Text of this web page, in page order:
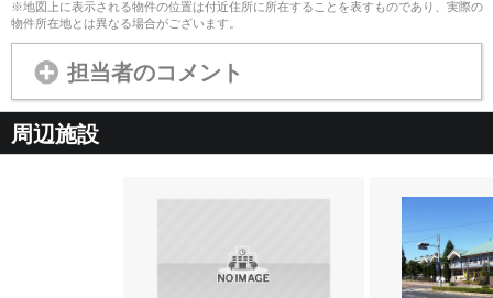
※地図上に表示される物件の位置は付近住所に所在することを表すものであり、実際の
物件所在地とは異なる場合がございます。
担当者のコメント
周辺施設